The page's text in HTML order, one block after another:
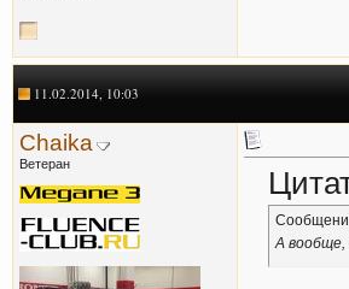
11.02.2014, 10:03
Chaika
Ветеран
А вообще,